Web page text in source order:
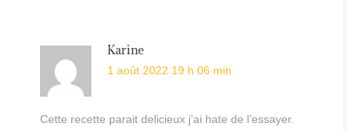
Karine
1 août 2022 19 h 06 min
Cette recette parait delicieux j’ai hate de l’essayer.